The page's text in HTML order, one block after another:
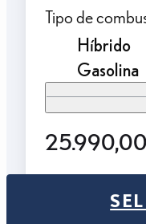
Tipo de
Híbrido
Gasolina